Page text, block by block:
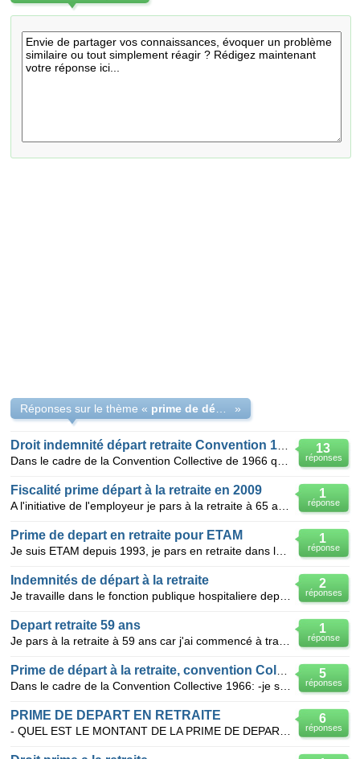
Réponses sur le thème « »
13
réponses
1
réponse
Fiscalité prime départ à la retraite en 2009
1
réponse
Prime de depart en retraite pour ETAM
2
réponses
Indemnités de départ à la retraite
1
réponse
Depart retraite 59 ans
5
réponses
6
réponses
PRIME DE DEPART EN RETRAITE